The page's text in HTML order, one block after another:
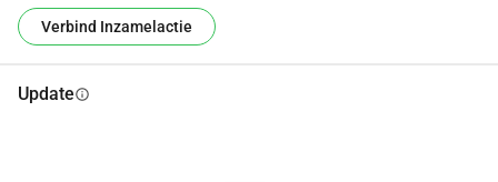
Verbind Inzamelactie
Updateinfo